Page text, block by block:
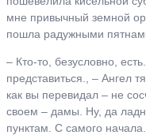
мне привычный земной
пошла радужными
– Кто-то, безусловно,
представиться., – Ангел
как вы перевидал – не
своем – дамы. Ну, да
пунктам. С самого